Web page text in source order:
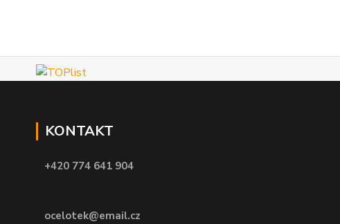
KONTAKT
+420 774 641 904
ocelotek@email.cz